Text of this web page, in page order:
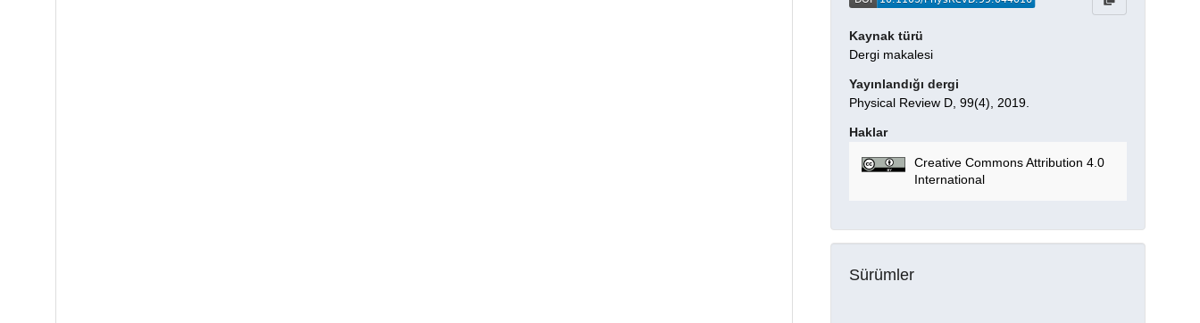
Kaynak türü
Dergi makalesi
Yayınlandığı dergi
Physical Review D, 99(4), 2019.
Haklar
Creative Commons Attribution 4.0
International
Sürümler